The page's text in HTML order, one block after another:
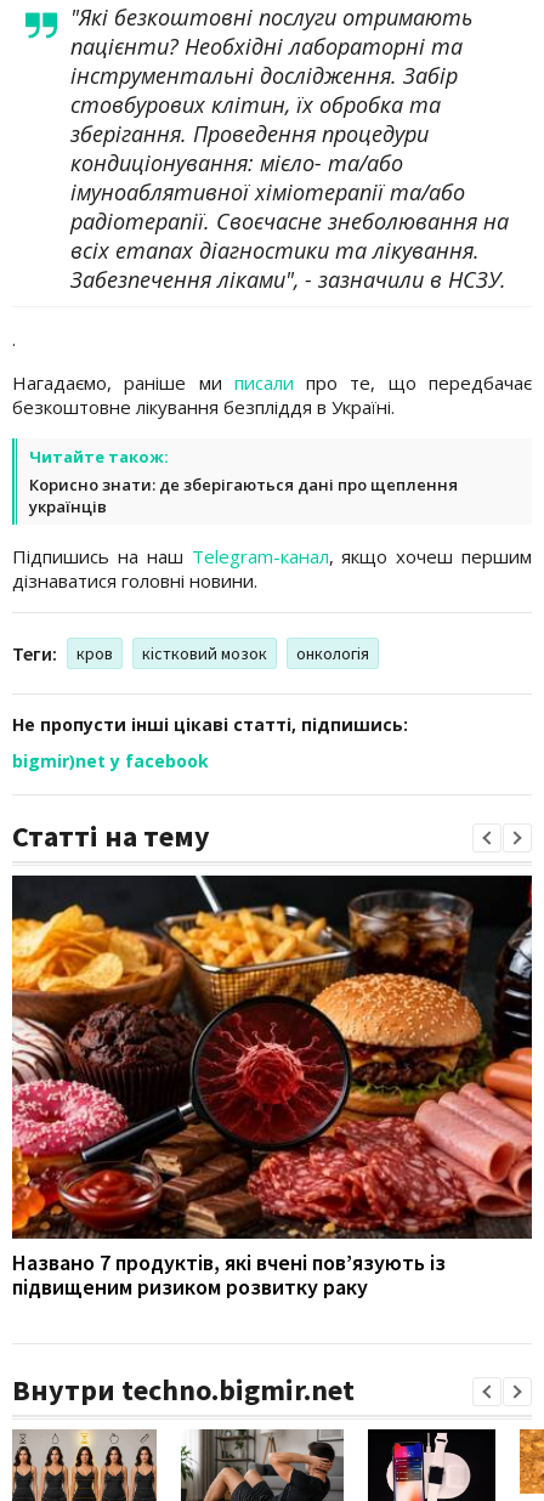
"Які безкоштовні послуги отримають
пацієнти? Необхідні лабораторні та
інструментальні дослідження. Забір
стовбурових клітин, їх обробка та
зберігання. Проведення процедури
кондиціонування: мієло- та/або
імуноаблятивної хіміотерапії та/або
радіотерапії. Своєчасне знеболювання на
всіх етапах діагностики та лікування.
Забезпечення ліками", - зазначили в НСЗУ.
.
Нагадаємо, раніше ми писали про те, що передбачає
безкоштовне лікування безпліддя в Україні.
Читайте також:
Корисно знати: де зберігаються дані про щеплення
українців
Підпишись на наш Telegram-канал, якщо хочеш першим
дізнаватися головні новини.
Теги: кров кістковий мозок онкологія
Не пропусти інші цікаві статті, підпишись:
bigmir)net у facebook
Статті на тему
Названо 7 продуктів, які вчені пов’язують із
підвищеним ризиком розвитку раку
Внутри techno.bigmir.net